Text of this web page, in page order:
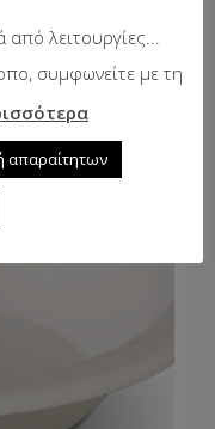
λειτουργίες...
συμφωνείτε με τη
απαραίτητων